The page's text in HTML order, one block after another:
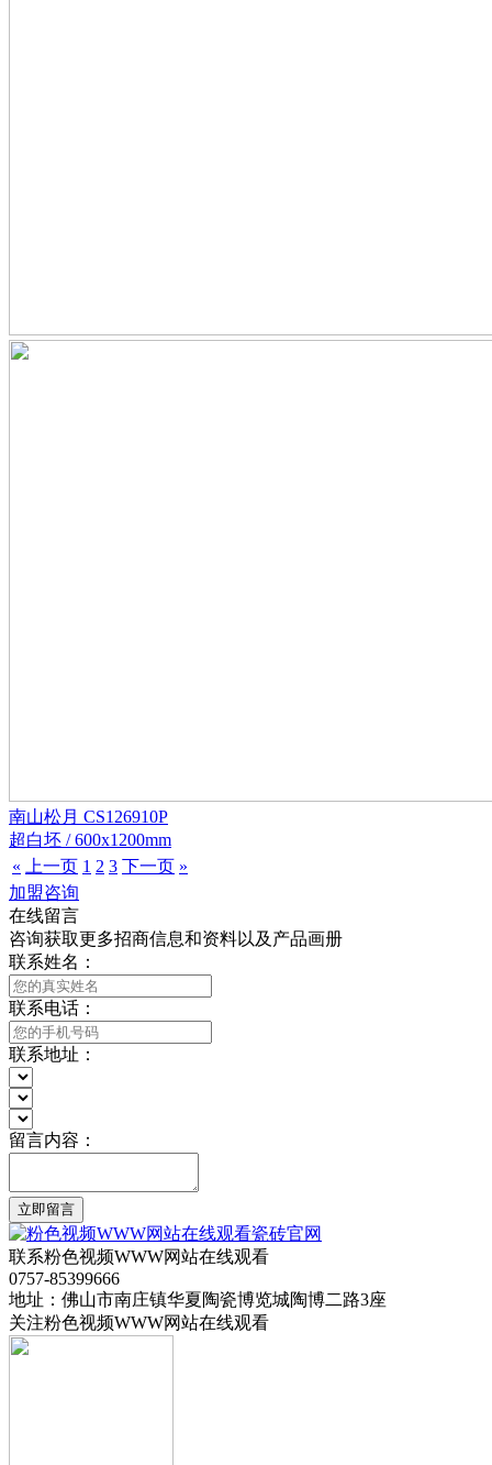
南山松月 CS126910P
超白坯 / 600x1200mm
«
上一页 1 2 3 下一页 »
加盟咨询
在线留言
咨询获取更多招商信息和资料以及产品画册
联系姓名：
联系电话：
联系地址：
留言内容：
立即留言
联系粉色视频WWW网站在线观看
0757-85399666
地址：佛山市南庄镇华夏陶瓷博览城陶博二路3座
关注粉色视频WWW网站在线观看